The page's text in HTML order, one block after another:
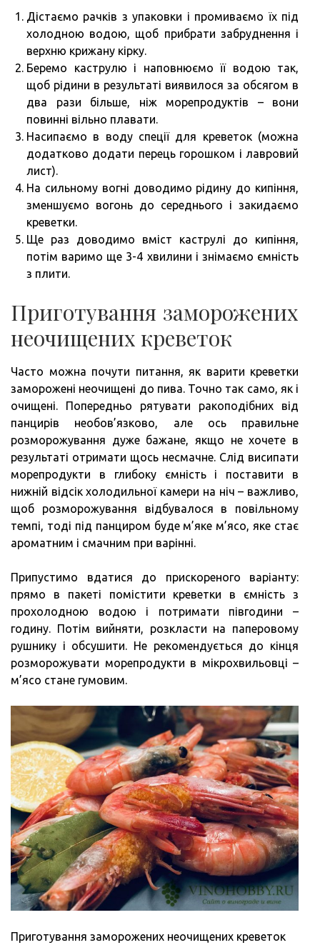
Дістаємо рачків з упаковки і промиваємо їх під
холодною водою, щоб прибрати забруднення і
верхню крижану кірку.
Беремо каструлю і наповнюємо її водою так,
щоб рідини в результаті виявилося за обсягом в
два рази більше, ніж морепродуктів – вони
повинні вільно плавати.
Насипаємо в воду спеції для креветок (можна
додатково додати перець горошком і лавровий
лист).
На сильному вогні доводимо рідину до кипіння,
зменшуємо вогонь до середнього і закидаємо
креветки.
Ще раз доводимо вміст каструлі до кипіння,
потім варимо ще 3-4 хвилини і знімаємо ємність
з плити.
Приготування заморожених
неочищених креветок
Часто можна почути питання, як варити креветки
заморожені неочищені до пива. Точно так само, як і
очищені. Попередньо рятувати ракоподібних від
панцирів необов’язково, але ось правильне
розморожування дуже бажане, якщо не хочете в
результаті отримати щось несмачне. Слід висипати
морепродукти в глибоку ємність і поставити в
нижній відсік холодильної камери на ніч – важливо,
щоб розморожування відбувалося в повільному
темпі, тоді під панциром буде м’яке м’ясо, яке стає
ароматним і смачним при варінні.
Припустимо вдатися до прискореного варіанту:
прямо в пакеті помістити креветки в ємність з
прохолодною водою і потримати півгодини –
годину. Потім вийняти, розкласти на паперовому
рушнику і обсушити. Не рекомендується до кінця
розморожувати морепродукти в мікрохвильовці –
м’ясо стане гумовим.
Приготування заморожених неочищених креветок